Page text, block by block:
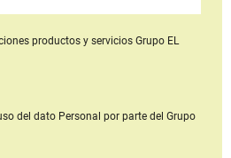
productos y serviciosGrupo EL
del dato Personal por parte del Grupo